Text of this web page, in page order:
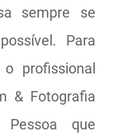
sempre se
Para
profissional
& Fotografia
que